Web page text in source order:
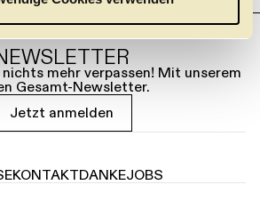
mehr verpassen! Mit unserem
Gesamt-Newsletter.
Jetzt anmelden
KONTAKTDANKEJOBS